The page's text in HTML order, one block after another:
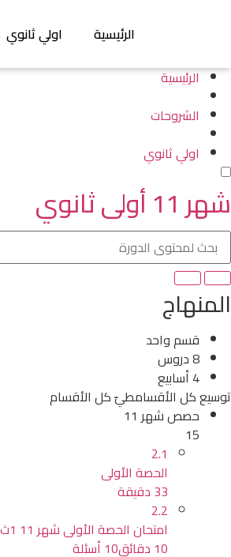
الرئيسية اولي ثانوي
الرئيسية
الشروحات
اولي ثانوي
شهر 11 أولى ثانوي
المنهاج
قسم واحد
8 دروس
4 أسابيع
توسيع كل الأقسامطيّ كل الأقسام
حصص شهر 11
15
2.1
الحصة الأولى
33 دقيقة
2.2
امتحان الحصة الأولى شهر 11 1ث
10 دقائق
10 أسئلة